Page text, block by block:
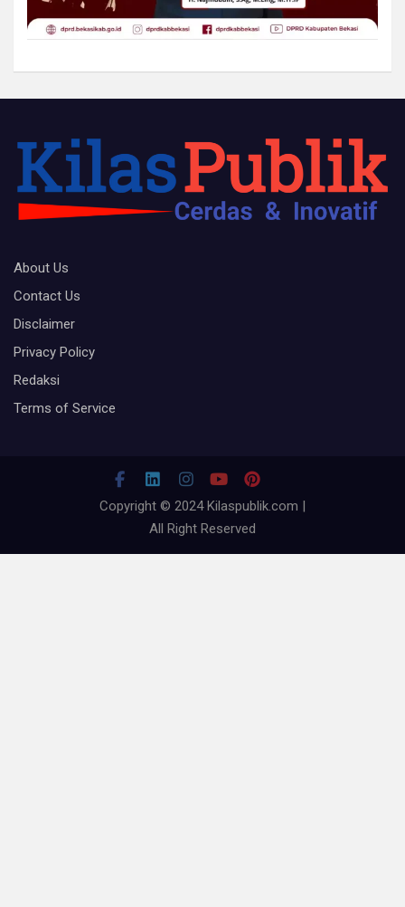
About Us
Contact Us
Disclaimer
Privacy Policy
Redaksi
Terms of Service
Copyright © 2024 Kilaspublik.com |
All Right Reserved